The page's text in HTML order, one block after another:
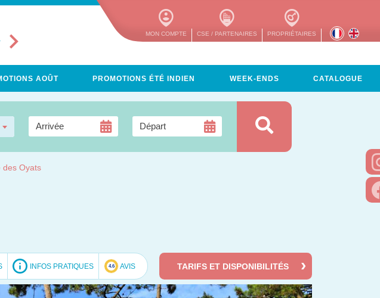
MON COMPTE CSE / PARTENAIRES PROPRIÉTAIRES
AOÛT PROMOTIONS ÉTÉ INDIEN WEEK-ENDS CATALOGUE
des Oyats
INFOS PRATIQUES AVIS TARIFS ET DISPONIBILITÉS